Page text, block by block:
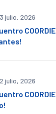
julio, 2026
julio, 2026